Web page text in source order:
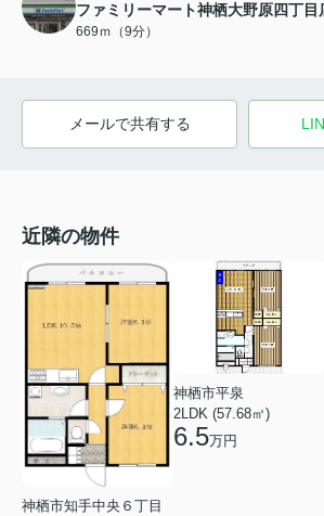
ファミリーマート神栖大野原四丁目
669ｍ（9分）
メールで共有する
近隣の物件
神栖市知手中央６丁目
神栖市平泉
2LDK (57.68㎡)
6.5万円